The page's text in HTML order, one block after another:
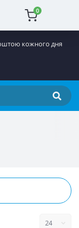
0
кожного дня